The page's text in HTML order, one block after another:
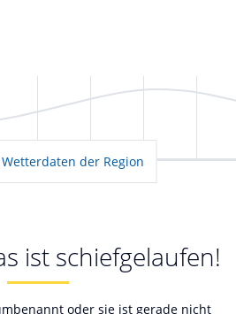
der Region
ist schiefgelaufen!
oder sie ist gerade nicht